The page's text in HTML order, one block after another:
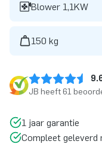
Blower 1,1KW
150 kg
JB heeft 61
1 jaar garantie
Compleet geleverd